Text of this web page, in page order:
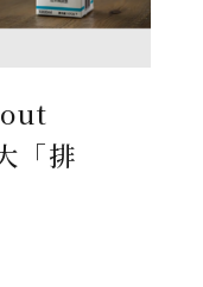
「排